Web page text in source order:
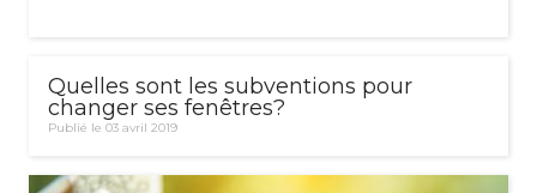
Quelles sont les subventions pour
changer ses fenêtres?
Publié le 03 avril 2019